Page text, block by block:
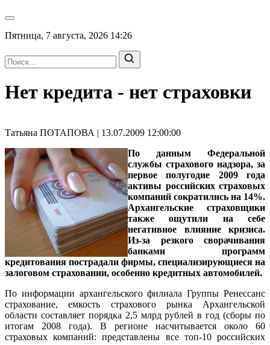
Пятница, 7 августа, 2026 14:26
Нет кредита - нет страховки
Татьяна ПОТАПОВА | 13.07.2009 12:00:00
По данным Федеральной
службы страхового надзора, за
первое полугодие 2009 года
активы российских страховых
компаний сократились на 14%.
Архангельские страховщики
также ощутили на себе
негативное влияние кризиса.
Из-за резкого сворачивания
банками программ
кредитования пострадали фирмы, специализирующиеся на
залоговом страховании, особенно кредитных автомобилей.
По информации архангельского филиала Группы Ренессанс
страхование, емкость страхового рынка Архангельской
области составляет порядка 2,5 млрд рублей в год (сборы по
итогам 2008 года). В регионе насчитывается около 60
страховых компаний: представлены все топ-10 российских